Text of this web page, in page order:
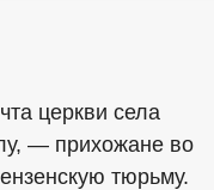
церкви села
— прихожане во
тюрьму.